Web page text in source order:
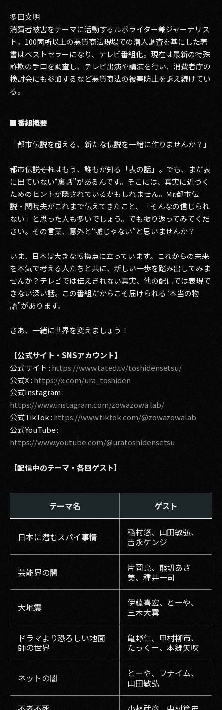
多田文明
消費者被害をテーマに活動するルポライター兼ジャーナリス
ト。100箇所以上の悪質商法現場での潜入調査を基にした著
書はベストセラーになり、テレビ番組化。現在は最新の特殊
詐欺の手口を調査し、テレビ出演や講演を行い、消費者庁の
検討会にも参加するなど悪質商法の被害防止を訴え続けてい
る。
■番組概要
「都市伝説を超える、新たな伝説を一緒に作りませんか？」
都市伝説――それはもう、誰もが知る「表の話」。でも、まだ表
に出ていない“裏話”があるんです。そこには、真実に近づく
ためのヒントが隠されているかもしれません。Mr.都市伝
説・関暁夫がこれまで伝えてきたこと、「そんなの信じられ
ない」と思った人も多いでしょう。でも振り返ってみてくだ
さい。その言葉、意外と“嘘じゃない”と思いませんか？
いま、日本は大きな転換点に立っています。これからの未来
を本気で考える人たちと共に、新しい一歩を踏み出してみま
せんか？テレビでは伝えきれない真実、他の配信では表現で
きない深い話。この番組だからこそ届けられる“本当の物
語”があります。
さあ、一緒に世界を変えましょう！
【公式サイト・SNSアカウント】
公式サイト : https://www.tated.tv/toshidensetsu/
公式X : https://x.com/ura_toshiden
公式Instagram :
https://www.instagram.com/zowazowa.lab/
公式TikTok : https://www.tiktok.com/@zowazowalab
公式YouTube :
https://www.youtube.com/@uratoshidensetsu
【配信中のテーマ・各回ゲスト】
テーマ名 ゲスト
日本に潜むスパイ事情
稲村悠、山田敏弘、
吉永ケンジ
芸能界の闇
片岡亮、熊切あさ
美、種井一司
大地震
伊藤喜宏、とーや、
三木大雲
ドラマより恐ろしい地面
師の世界
亀野仁、甲村柳市、
たっくー、本郷矢吹
ネットの闇
とーや、フナイム、
山田敏弘